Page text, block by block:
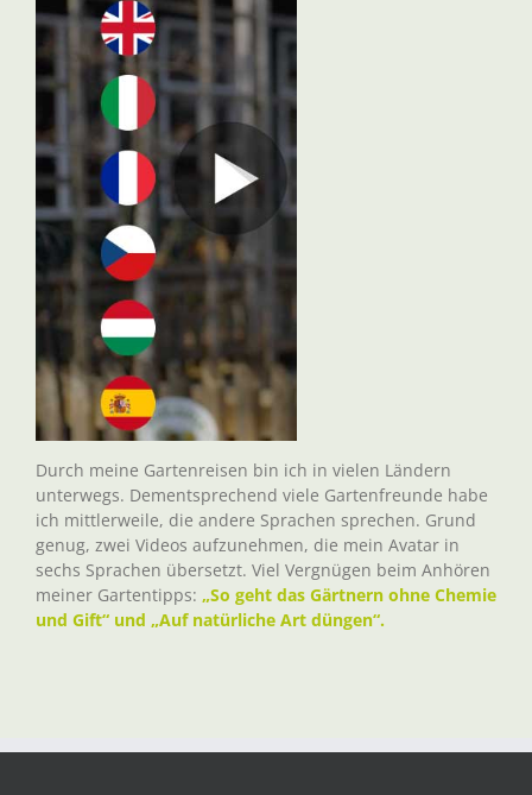
Durch meine Gartenreisen bin ich in vielen Ländern
unterwegs. Dementsprechend viele Gartenfreunde habe
ich mittlerweile, die andere Sprachen sprechen. Grund
genug, zwei Videos aufzunehmen, die mein Avatar in
sechs Sprachen übersetzt. Viel Vergnügen beim Anhören
meiner Gartentipps: „So geht das Gärtnern ohne Chemie
und Gift“ und „Auf natürliche Art düngen“.